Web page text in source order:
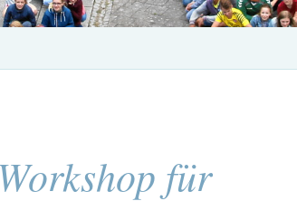
für